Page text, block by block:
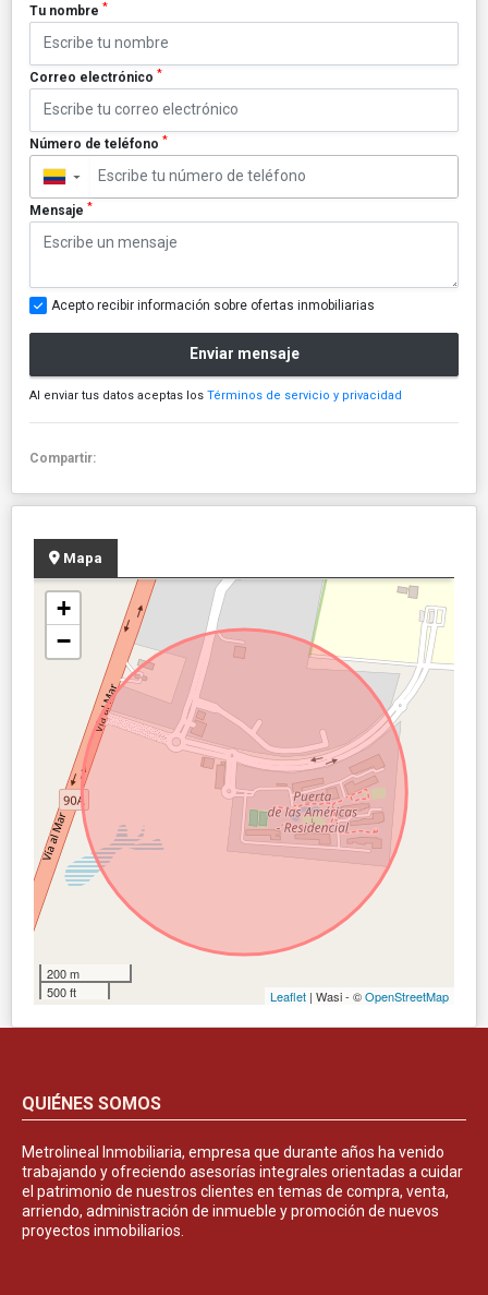
Tu nombre *
Correo electrónico *
Número de teléfono *
▼
Mensaje *
Acepto recibir información sobre ofertas inmobiliarias
Enviar mensaje
Al enviar tus datos aceptas los Términos de servicio y privacidad
Compartir:
Mapa
+
−
200 m
500 ft
Leaflet | Wasi - ©OpenStreetMap
QUIÉNES SOMOS
Metrolineal Inmobiliaria, empresa que durante años ha venido
trabajando y ofreciendo asesorías integrales orientadas a cuidar
el patrimonio de nuestros clientes en temas de compra, venta,
arriendo, administración de inmueble y promoción de nuevos
proyectos inmobiliarios.